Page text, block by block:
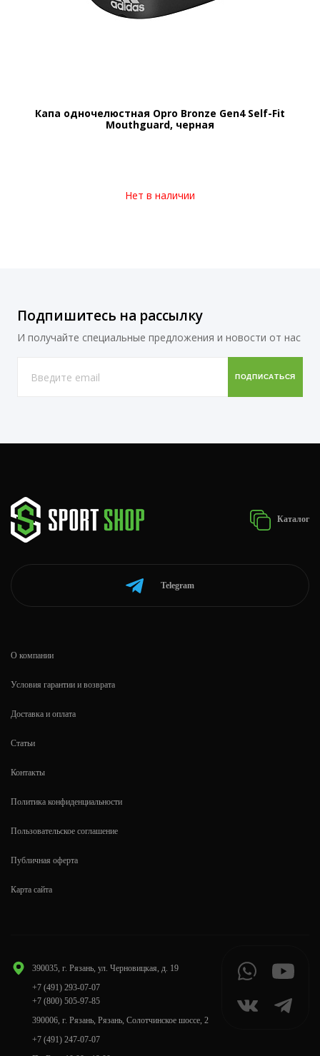
Капа одночелюстная Opro Bronze Gen4 Self-Fit
Mouthguard, черная
Нет в наличии
Подпишитесь на рассылку
И получайте специальные предложения и новости от нас
Каталог
Telegram
390035, г. Рязань, ул. Черновицкая, д. 19
+7 (491) 293-07-07
+7 (800) 505-97-85
390006, г. Рязань, Рязань, Солотчинское шоссе, 2
+7 (491) 247-07-07
О компании
Условия гарантии и возврата
Доставка и оплата
Статьи
Контакты
Политика конфиденциальности
Пользовательское соглашение
Публичная оферта
Карта сайта